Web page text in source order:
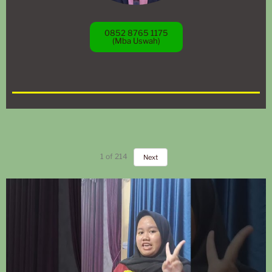
0852 8765 1175
(Mba Uswah)
1 of 214 Next